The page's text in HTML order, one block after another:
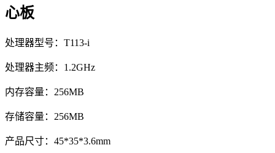
心板
处理器型号：T113-i
处理器主频：1.2GHz
内存容量：256MB
存储容量：256MB
产品尺寸：45*35*3.6mm